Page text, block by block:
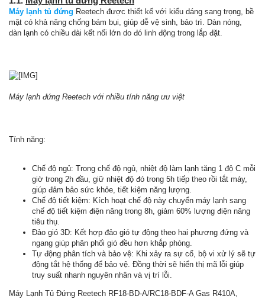
Máy lạnh tủ đứng Reetech được thiết kế với kiểu dáng sang trọng, bề
mặt có khả năng chống bám bụi, giúp dễ vệ sinh, bảo trì. Dàn nóng,
dàn lạnh có chiều dài kết nối lớn do đó linh động trong lắp đặt.
Máy lạnh đứng Reetech với nhiều tính năng ưu việt
Tính năng:
Chế độ ngủ: Trong chế độ ngủ, nhiệt độ làm lạnh tăng 1 độ C mỗi
giờ trong 2h đầu, giữ nhiệt độ đó trong 5h tiếp theo rồi tắt máy,
giúp đảm bảo sức khỏe, tiết kiệm năng lượng.
Chế độ tiết kiệm: Kích hoạt chế độ này chuyển máy lạnh sang
chế độ tiết kiệm điện năng trong 8h, giảm 60% lượng điện năng
tiêu thụ.
Đảo gió 3D: Kết hợp đảo gió tự động theo hai phương đứng và
ngang giúp phân phối gió đều hơn khắp phòng.
Tự động phân tích và bảo vệ: Khi xảy ra sự cố, bộ vi xử lý sẽ tự
động tắt hệ thống để bảo vệ. Đồng thời sẽ hiển thị mã lỗi giúp
truy suất nhanh nguyên nhân và vị trí lỗi.
Máy Lạnh Tủ Đứng Reetech RF18-BD-A/RC18-BDF-A Gas R410A,